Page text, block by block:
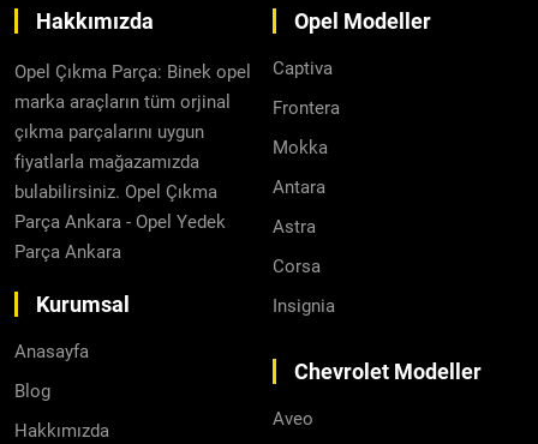
Hakkımızda
Opel Çıkma Parça: Binek opel
marka araçların tüm orjinal
çıkma parçalarını uygun
fiyatlarla mağazamızda
bulabilirsiniz. Opel Çıkma
Parça Ankara - Opel Yedek
Parça Ankara
Kurumsal
Anasayfa
Blog
Hakkımızda
Opel Modeller
Captiva
Frontera
Mokka
Antara
Astra
Corsa
Insignia
Chevrolet Modeller
Aveo